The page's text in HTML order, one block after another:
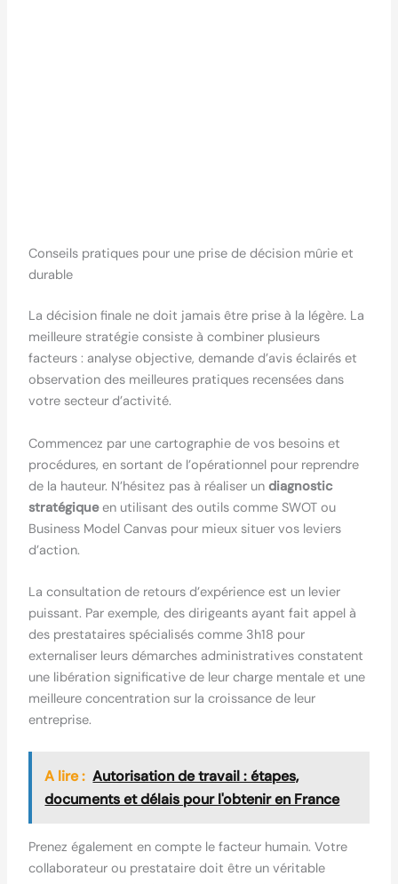
Conseils pratiques pour une prise de décision mûrie et
durable
La décision finale ne doit jamais être prise à la légère. La
meilleure stratégie consiste à combiner plusieurs
facteurs : analyse objective, demande d’avis éclairés et
observation des meilleures pratiques recensées dans
votre secteur d’activité.
Commencez par une cartographie de vos besoins et
procédures, en sortant de l’opérationnel pour reprendre
de la hauteur. N’hésitez pas à réaliser un diagnostic
stratégiqueen utilisant des outils comme SWOT ou
Business Model Canvas pour mieux situer vos leviers
d’action.
La consultation de retours d’expérience est un levier
puissant. Par exemple, des dirigeants ayant fait appel à
des prestataires spécialisés comme 3h18 pour
externaliser leurs démarches administratives constatent
une libération significative de leur charge mentale et une
meilleure concentration sur la croissance de leur
entreprise.
A lire : Autorisation de travail : étapes,
documents et délais pour l'obtenir en France
Prenez également en compte le facteur humain. Votre
collaborateur ou prestataire doit être un véritable